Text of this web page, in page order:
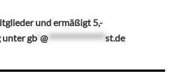
und ermäßigt 5,-
untergb* @****************st.de